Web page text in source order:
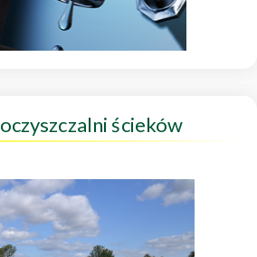
oczyszczalni ścieków